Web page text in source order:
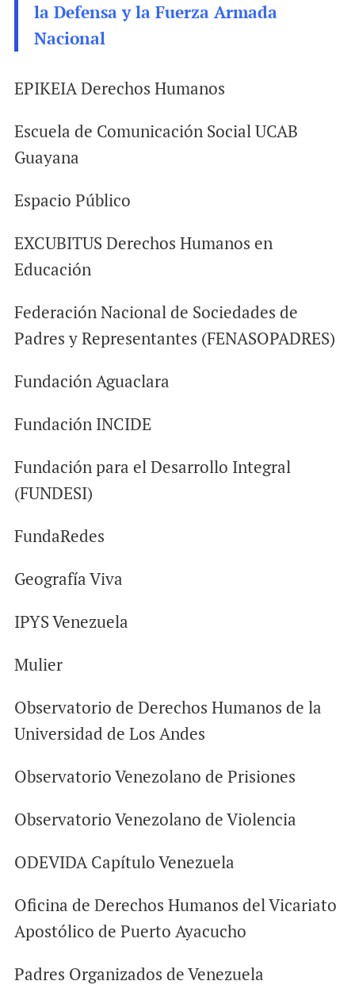
la Defensa y la Fuerza Armada
Nacional
EPIKEIA Derechos Humanos
Escuela de Comunicación Social UCAB
Guayana
Espacio Público
EXCUBITUS Derechos Humanos en
Educación
Federación Nacional de Sociedades de
Padres y Representantes (FENASOPADRES)
Fundación Aguaclara
Fundación INCIDE
Fundación para el Desarrollo Integral
(FUNDESI)
FundaRedes
Geografía Viva
IPYS Venezuela
Mulier
Observatorio de Derechos Humanos de la
Universidad de Los Andes
Observatorio Venezolano de Prisiones
Observatorio Venezolano de Violencia
ODEVIDA Capítulo Venezuela
Oficina de Derechos Humanos del Vicariato
Apostólico de Puerto Ayacucho
Padres Organizados de Venezuela